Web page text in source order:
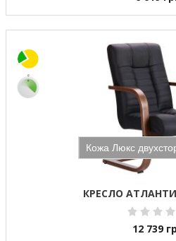
КРЕСЛО
12 739